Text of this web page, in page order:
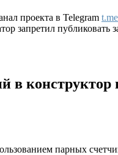
проекта в Telegram
запретил публиковать
в
парных